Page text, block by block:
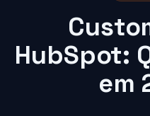
HubSpot:
em